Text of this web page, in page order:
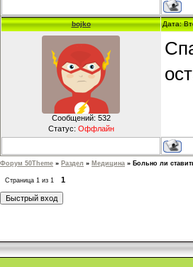
bojko Дата:
Сообщений: 532
Статус: Оффлайн
Форум 50Theme » Раздел » Медицина » Больно ли
Страница 1 из 1 1